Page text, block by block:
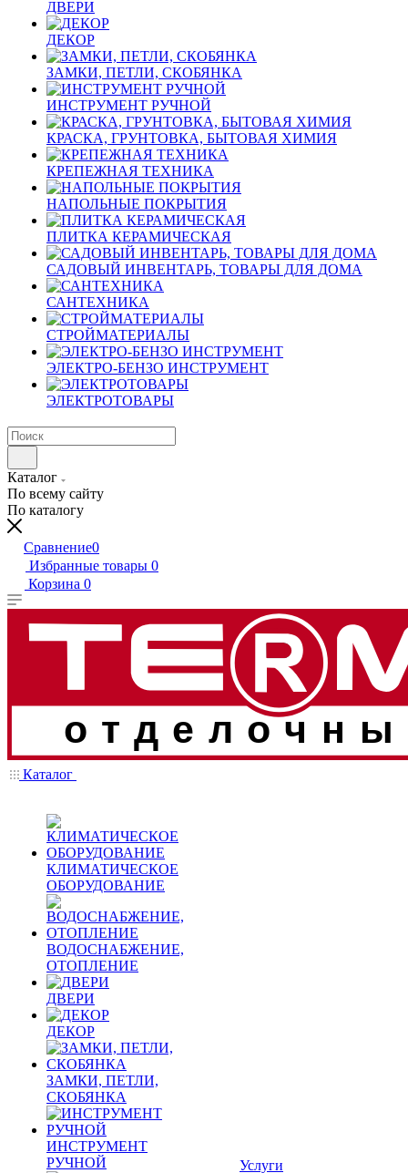
ДВЕРИ
ДЕКОР
ЗАМКИ, ПЕТЛИ, СКОБЯНКА
ИНСТРУМЕНТ РУЧНОЙ
КРАСКА, ГРУНТОВКА, БЫТОВАЯ ХИМИЯ
КРЕПЕЖНАЯ ТЕХНИКА
НАПОЛЬНЫЕ ПОКРЫТИЯ
ПЛИТКА КЕРАМИЧЕСКАЯ
САДОВЫЙ ИНВЕНТАРЬ, ТОВАРЫ ДЛЯ ДОМА
САНТЕХНИКА
СТРОЙМАТЕРИАЛЫ
ЭЛЕКТРО-БЕНЗО ИНСТРУМЕНТ
ЭЛЕКТРОТОВАРЫ
Каталог
По всему сайту
По каталогу
Сравнение0
Избранные товары 0
Корзина 0
Каталог
КЛИМАТИЧЕСКОЕ
ОБОРУДОВАНИЕ
ВОДОСНАБЖЕНИЕ,
ОТОПЛЕНИЕ
ДВЕРИ
ДЕКОР
ЗАМКИ, ПЕТЛИ,
СКОБЯНКА
ИНСТРУМЕНТ
РУЧНОЙ
Услуги